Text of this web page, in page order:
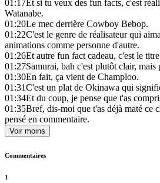
01:17Et si tu veux des fun facts, c'est
Watanabe.
01:20Le mec derrière Cowboy Bebop.
01:22C'est le genre de réalisateur qui
animations comme personne d'autre.
01:26Et autre fun fact cadeau, c'est le
01:27Samurai, bah c'est plutôt clair,
01:30En fait, ça vient de Champloo.
01:31C'est un plat de Okinawa qui
01:34Et du coup, je pense que t'as
01:35Bref, dis-moi que t'as déjà maté ce
pensé en commentaire.
Voir moins
Commentaires
1